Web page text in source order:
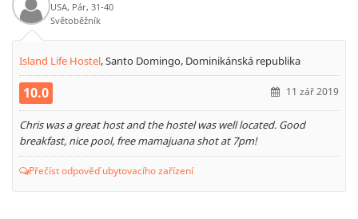
USA, Pár, 31-40
Světoběžník
Island Life Hostel,Santo Domingo, Dominikánská republika
10.0 11 zář 2019
Chris was a great host and the hostel was well located. Good
breakfast, nice pool, free mamajuana shot at 7pm!
Přečíst odpověď ubytovacího zařízení